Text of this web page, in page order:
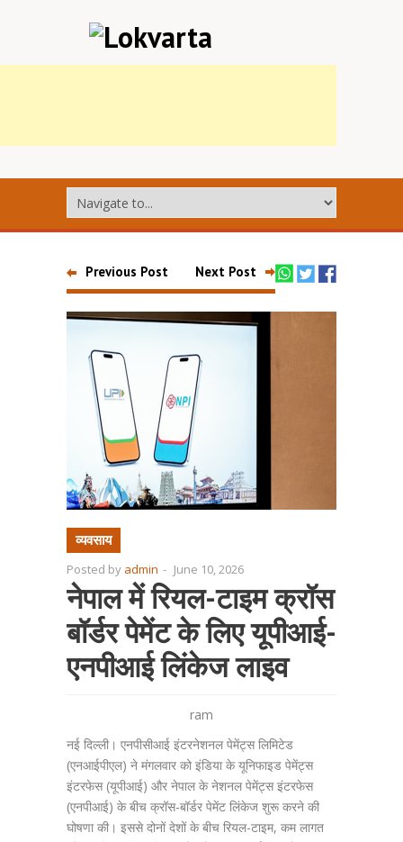
Previous Post Next Post
व्यवसाय
Posted by admin - June 10, 2026
नेपाल में रियल-टाइम क्रॉस
बॉर्डर पेमेंट के लिए यूपीआई-
एनपीआई लिंकेज लाइव
ram
नई दिल्ली। एनपीसीआई इंटरनेशनल पेमेंट्स लिमिटेड
(एनआईपीएल) ने मंगलवार को इंडिया के यूनिफाइड पेमेंट्स
इंटरफेस (यूपीआई) और नेपाल के नेशनल पेमेंट्स इंटरफेस
(एनपीआई) के बीच क्रॉस-बॉर्डर पेमेंट लिंकेज शुरू करने की
घोषणा की। इससे दोनों देशों के बीच रियल-टाइम, कम लागत